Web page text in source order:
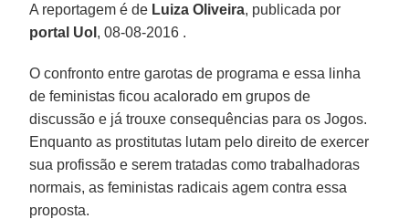
A reportagem é de Luiza Oliveira, publicada por
portal Uol , 08-08-2016 .
O confronto entre garotas de programa e essa linha
de feministas ficou acalorado em grupos de
discussão e já trouxe consequências para os Jogos.
Enquanto as prostitutas lutam pelo direito de exercer
sua profissão e serem tratadas como trabalhadoras
normais, as feministas radicais agem contra essa
proposta.